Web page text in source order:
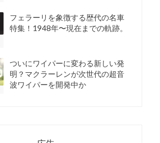
フェラーリを象徴する歴代の名車
特集！1948年〜現在までの軌跡。
ついにワイパーに変わる新しい発
明？マクラーレンが次世代の超音
波ワイパーを開発中か